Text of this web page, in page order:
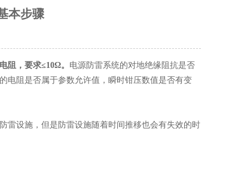
本步骤
阻，要求≤10Ω。 电源防雷系统的对地绝缘阻抗是否
电阻是否属于参数允许值，瞬时钳压数值是否有变
设施，但是防雷设施随着时间推移也会有失效的时